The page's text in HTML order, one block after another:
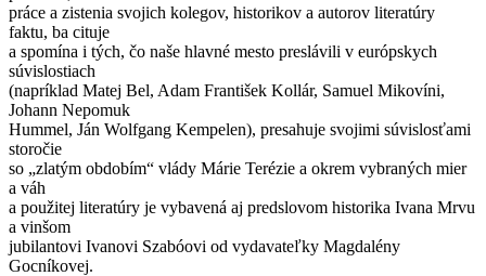
práce a zistenia svojich kolegov, historikov a autorov literatúry
faktu, ba cituje
a spomína i tých, čo naše hlavné mesto preslávili v európskych
súvislostiach
(napríklad Matej Bel, Adam František Kollár, Samuel Mikovíni,
Johann Nepomuk
Hummel, Ján Wolfgang Kempelen), presahuje svojimi súvislosťami
storočie
so „zlatým obdobím“ vlády Márie Terézie a okrem vybraných mier
a váh
a použitej literatúry je vybavená aj predslovom historika Ivana Mrvu
a vinšom
jubilantovi Ivanovi Szabóovi od vydavateľky Magdalény
Gocníkovej.